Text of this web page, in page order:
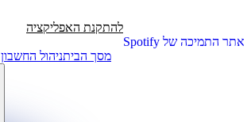
אתר התמיכה של Spotify
להתקנת האפליקציה
מסך הביתניהול החשבון